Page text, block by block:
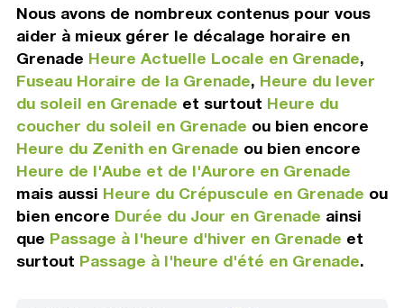
Nous avons de nombreux contenus pour vous
aider à mieux gérer le décalage horaire en
Grenade Heure Actuelle Locale en Grenade,
Fuseau Horaire de la Grenade, Heure du lever
du soleil en Grenade et surtout Heure du
coucher du soleil en Grenade ou bien encore
Heure du Zenith en Grenade ou bien encore
Heure de l'Aube et de l'Aurore en Grenade
mais aussi Heure du Crépuscule en Grenade ou
bien encore Durée du Jour en Grenade ainsi
que Passage à l'heure d'hiver en Grenade et
surtout Passage à l'heure d'été en Grenade.